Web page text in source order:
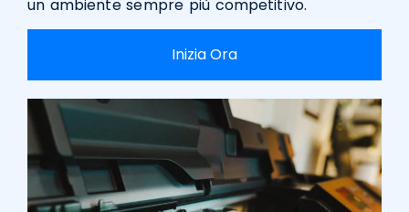
un ambiente sempre più competitivo.
Inizia Ora